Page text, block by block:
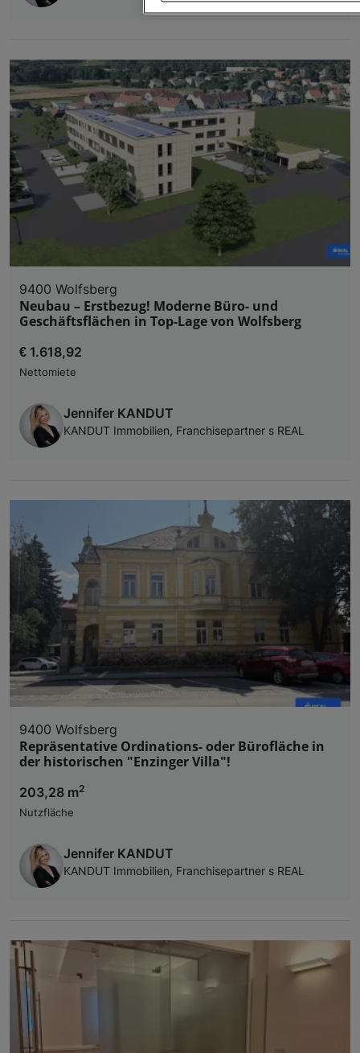
9400 Wolfsberg
Neubau – Erstbezug! Moderne Büro- und
Geschäftsflächen in Top-Lage von Wolfsberg
€ 1.618,92
Nettomiete
Jennifer KANDUT
KANDUT Immobilien, Franchisepartner s REAL
9400 Wolfsberg
Repräsentative Ordinations- oder Bürofläche in
der historischen "Enzinger Villa"!
203,28 m2
Nutzfläche
Jennifer KANDUT
KANDUT Immobilien, Franchisepartner s REAL
Zugriff auf Informationen auf einem Endgerät.
und der Performance von Inhalten,
Liste der Partner (Lieferanten)